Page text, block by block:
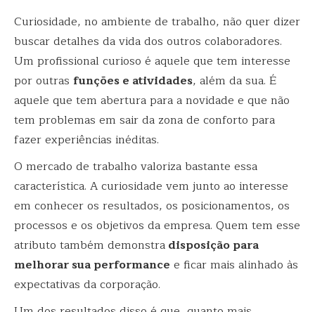
Curiosidade, no ambiente de trabalho, não quer dizer
buscar detalhes da vida dos outros colaboradores.
Um profissional curioso é aquele que tem interesse
por outras funções e atividades, além da sua. É
aquele que tem abertura para a novidade e que não
tem problemas em sair da zona de conforto para
fazer experiências inéditas.
O mercado de trabalho valoriza bastante essa
característica. A curiosidade vem junto ao interesse
em conhecer os resultados, os posicionamentos, os
processos e os objetivos da empresa. Quem tem esse
atributo também demonstradisposição para
melhorar sua performance e ficar mais alinhado às
expectativas da corporação.